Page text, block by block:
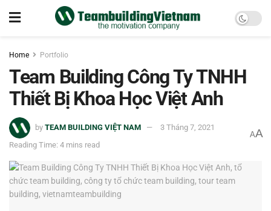
Home Portfolio
Team Building Công Ty TNHH
Thiết Bị Khoa Học Việt Anh
by TEAM BUILDING VIỆT NAM
3 Tháng 7, 2021
Reading Time: 4 mins read
AA